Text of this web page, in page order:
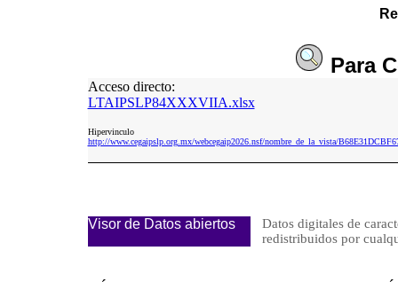
Para
Acceso directo:
LTAIPSLP84XXXVIIA.xlsx
Hipervinculo
http://www.cegaipslp.org.mx/webcegaip2026.nsf/nombre_de_la_vista/
Visor de Datos abiertos
Datos digitales de
redistribuidos por